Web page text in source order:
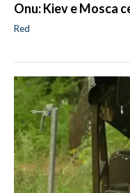
Onu: Kiev e Mosca
Red